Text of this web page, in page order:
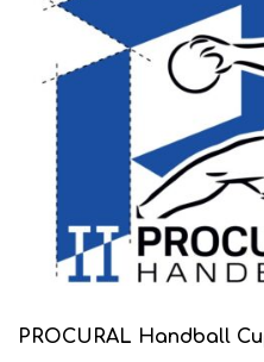
PROCURAL Handball